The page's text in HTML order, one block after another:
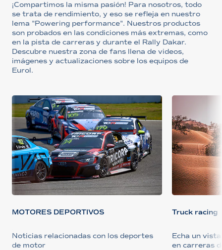
¡Compartimos la misma pasión! Para nosotros, todo
se trata de rendimiento, y eso se refleja en nuestro
lema "Powering performance". Nuestros productos
son probados en las condiciones más extremas, como
en la pista de carreras y durante el Rally Dakar.
Descubre nuestra zona de fans llena de videos,
imágenes y actualizaciones sobre los equipos de
Eurol.
MOTORES DEPORTIVOS
Noticias relacionadas con los deportes
de motor
Truck racing
Echa un
en carreras